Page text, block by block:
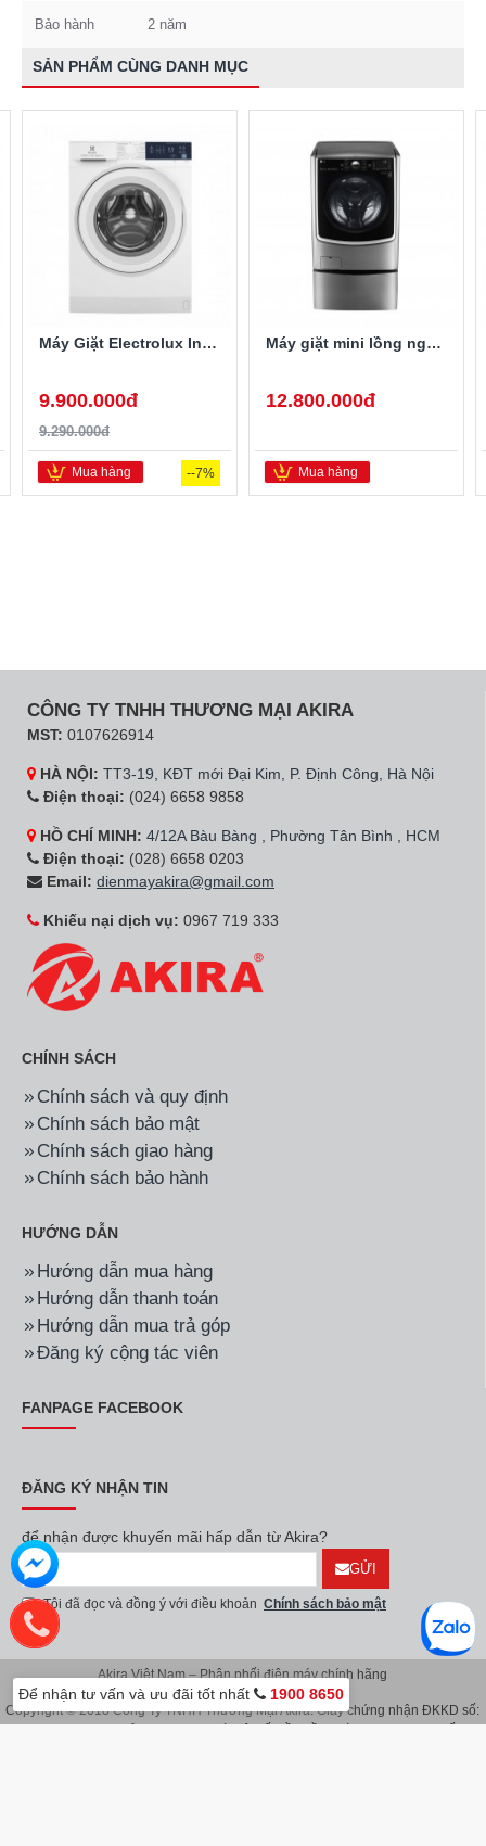
Bảo hành 2 năm
SẢN PHẨM CÙNG DANH MỤC
Máy Giặt Electrolux Inverter 10 Kg EWF1024D3WB
9.900.000đ
9.290.000đ
--7%
Mua hàng
Máy giặt mini lồng ngang Twinwash LG T2735NWLV 3.5Kg
12.800.000đ
Mua hàng
CÔNG TY TNHH THƯƠNG MẠI AKIRA
MST: 0107626914
HÀ NỘI: TT3-19, KĐT mới Đại Kim, P. Định Công, Hà Nội
Điện thoại: (024) 6658 9858
HỒ CHÍ MINH: 4/12A Bàu Bàng , Phường Tân Bình , HCM
Điện thoại: (028) 6658 0203
Email: dienmayakira@gmail.com
Khiếu nại dịch vụ: 0967 719 333
CHÍNH SÁCH
Chính sách và quy định
Chính sách bảo mật
Chính sách giao hàng
Chính sách bảo hành
HƯỚNG DẪN
Hướng dẫn mua hàng
Hướng dẫn thanh toán
Hướng dẫn mua trả góp
Đăng ký cộng tác viên
FANPAGE FACEBOOK
ĐĂNG KÝ NHẬN TIN
để nhận được khuyến mãi hấp dẫn từ Akira?
GỬI
Tôi đã đọc và đồng ý với điều khoản Chính sách bảo mật
Akira Việt Nam – Phân phối điện máy chính hãng
Copyright © 2018 Công Ty TNHH Thương Mại Akira. Giấy chứng nhận ĐKKD số:
Để nhận tư vấn và ưu đãi tốt nhất 1900 8650